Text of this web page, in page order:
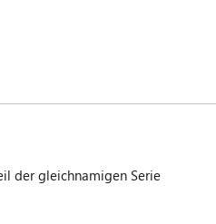
der gleichnamigen Serie